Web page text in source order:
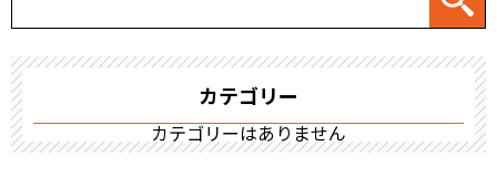
カテゴリー
カテゴリーはありません